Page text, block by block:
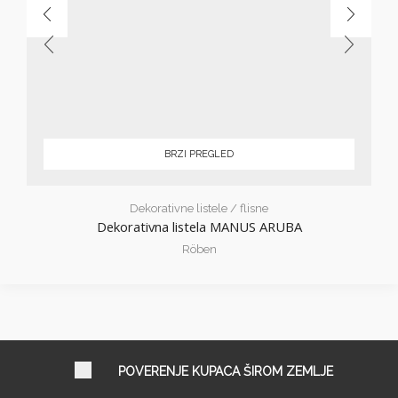
BRZI PREGLED
Dekorativne listele / flisne
Dekorativna listela MANUS ARUBA
Röben
POVERENJE KUPACA ŠIROM ZEMLJE